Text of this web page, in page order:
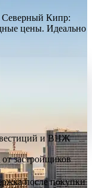
Северный Кипр:
цены. Идеально
и ВНЖ
застройщиков
после покупки